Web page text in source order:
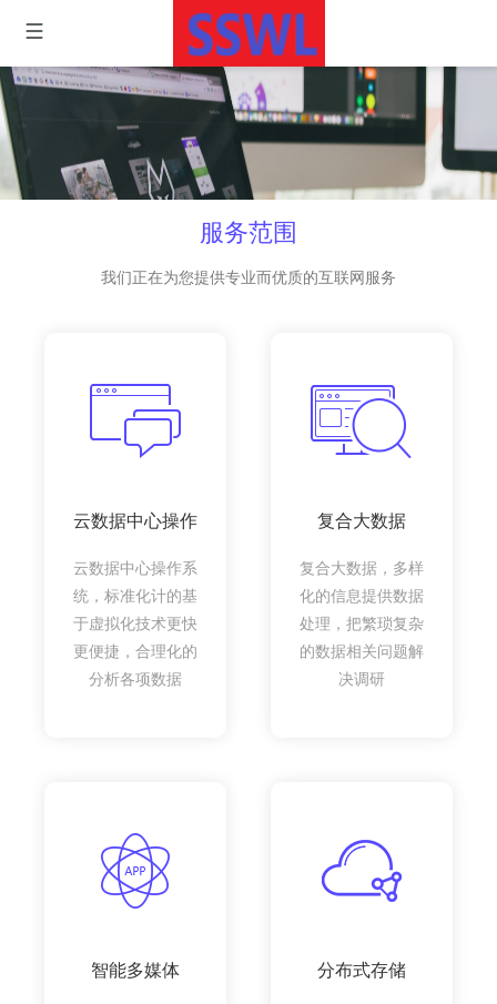
服务范围
我们正在为您提供专业而优质的互联网服务
云数据中心操作
云数据中心操作系
统，标准化计的基
于虚拟化技术更快
更便捷，合理化的
分析各项数据
复合大数据
复合大数据，多样
化的信息提供数据
处理，把繁琐复杂
的数据相关问题解
决调研
智能多媒体 分布式存储